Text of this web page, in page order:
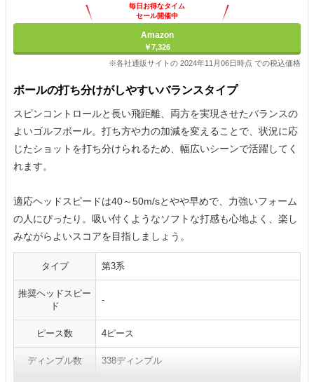
毎日お得なタイム
セール開催中
Amazon
￥7,326
※各社通販サイトの 2024年11月06日時点 での税込価格
ボールの打ち分けがしやすいバランスタイプ
スピンコントロールと長い飛距離、両方を実現させたバランスの
よいゴルフボール。打ち方や力の加減を変えることで、状況に応
じたショットを打ち分けられるため、幅広いシーンで活躍してく
れます。
適応ヘッドスピードは40～50m/sとやや早めで、力強いフォーム
の人にぴったり。吸い付くようなソフトな打感も心地よく、楽し
みながらよいスコアを目指しましょう。
タイプ 第3系
推奨ヘッドスピー
ド
-
ピース数 4ピース
ディンプル数 338ディンプル